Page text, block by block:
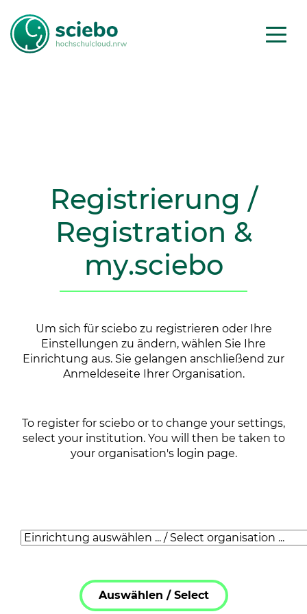
Registrierung /
Registration &
my.sciebo
Um sich für sciebo zu registrieren oder Ihre
Einstellungen zu ändern, wählen Sie Ihre
Einrichtung aus. Sie gelangen anschließend zur
Anmeldeseite Ihrer Organisation.
To register for sciebo or to change your settings,
select your institution. You will then be taken to
your organisation's login page.
Auswählen / Select